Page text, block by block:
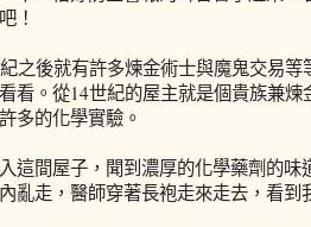
！
之後就有許多煉金術士與魔鬼交易
看。從14世紀的屋主就是個貴族兼
多的化學實驗。
這間屋子，聞到濃厚的化學藥劑的
亂走，醫師穿著長袍走來走去，看到